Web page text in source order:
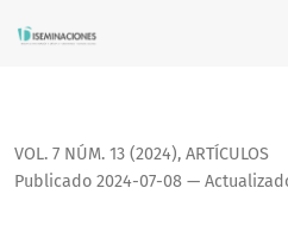
Conectar con el cuerpo y la
VOL. 7 NÚM. 13 (2024), ARTÍCULOS
Publicado 2024-07-08 —